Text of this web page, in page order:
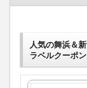
人気の舞浜＆
ラベルクーポン